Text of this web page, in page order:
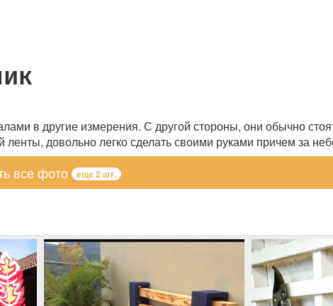
в другие измерения. С другой стороны, они обычно
довольно легко сделать своими руками причем за
все фото еще 2 шт.